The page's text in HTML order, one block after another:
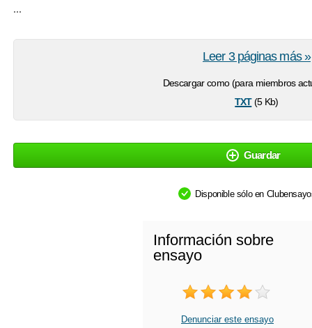
...
Descargar como (para miembros
txt(5 Kb)
Leer 3 páginas más »
Guardar
Disponible sólo en
Información sobre
ensayo
Denunciar este ensayo